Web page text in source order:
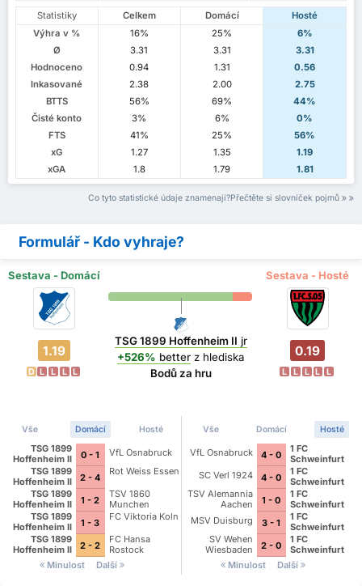
Statistiky Celkem Domácí
Hosté
Výhra v %
16% 25%
6%
Ø
3.31 3.31
3.31
Hodnoceno
0.94 1.31
0.56
Inkasované
2.38 2.00
2.75
BTTS
56% 69%
44%
Čisté konto
3% 6%
0%
FTS
41% 25%
56%
xG
1.27 1.35
1.19
xGA
1.8 1.79 1.81
Co tyto statistické údaje znamenají?Přečtěte si slovníček pojmů
Formulář - Kdo vyhraje?
Sestava - Domácí Sestava - Hosté
1.19
D L L L L
TSG 1899 Hoffenheim II jr
+526% better z hlediska
Bodů za hru
0.19
L L L L L
Vše Domácí Hosté
TSG 1899
Hoffenheim II
0 - 1
VfL Osnabruck
TSG 1899
Hoffenheim II
2 - 4
Rot Weiss Essen
TSG 1899
Hoffenheim II
1 - 2
TSV 1860
Munchen
TSG 1899
Hoffenheim II
1 - 3
FC Viktoria Koln
TSG 1899
Hoffenheim II
2 - 2
FC Hansa
Rostock
Minulost
Další
Vše Domácí Hosté
VfL Osnabruck 4 - 0
1 FC
Schweinfurt
1905
SC Verl 1924 4 - 0
1 FC
Schweinfurt
1905
TSV Alemannia
Aachen
1 - 0
1 FC
Schweinfurt
1905
MSV Duisburg 3 - 1
1 FC
Schweinfurt
1905
SV Wehen
Wiesbaden
2 - 0
1 FC
Schweinfurt
1905
Minulost Další